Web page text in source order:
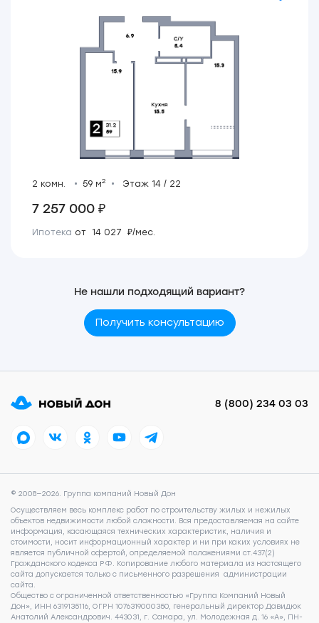
2 комн. 59 м2 Этаж 14 / 22
7 257 000 ₽
Ипотека от 14 027 ₽/мес.
Не нашли подходящий вариант?
Получить консультацию
8 (800) 234 03 03
© 2008—2026. Группа компаний Новый Дон
Осуществляем весь комплекс работ по строительству жилых и нежилых
объектов недвижимости любой сложности. Вся предоставляемая на сайте
информация, касающаяся технических характеристик, наличия и
стоимости, носит информационный характер и ни при каких условиях не
является публичной офертой, определяемой положениями ст.437(2)
Гражданского кодекса РФ. Копирование любого материала из настоящего
сайта допускается только с письменного разрешения администрации
сайта.
Общество с ограниченной ответственностью «Группа Компаний Новый
Дон», ИНН 6319135116, ОГРН 1076319000350, генеральный директор Давидюк
Анатолий Александрович. 443031, г. Самара, ул. Молодежная д. 16 «А», ПН-